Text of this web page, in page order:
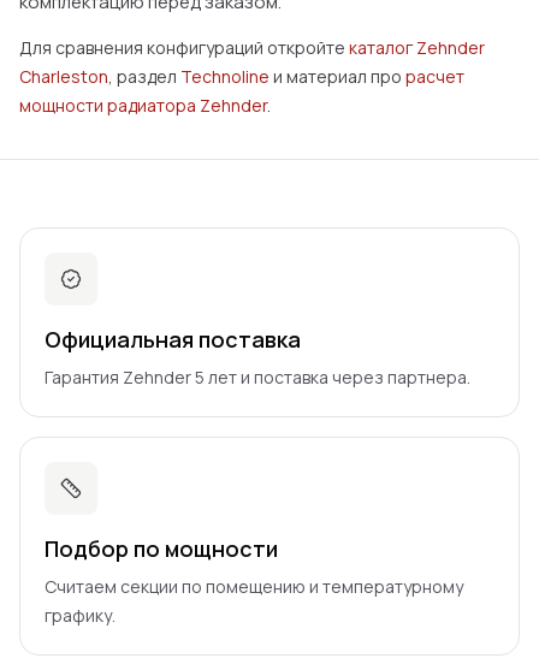
Для сравнения конфигураций откройте каталог Zehnder
Charleston, раздел Technoline и материал про расчет
мощности радиатора Zehnder.
Официальная поставка
Гарантия Zehnder 5 лет и поставка через партнера.
Подбор по мощности
Считаем секции по помещению и температурному
графику.